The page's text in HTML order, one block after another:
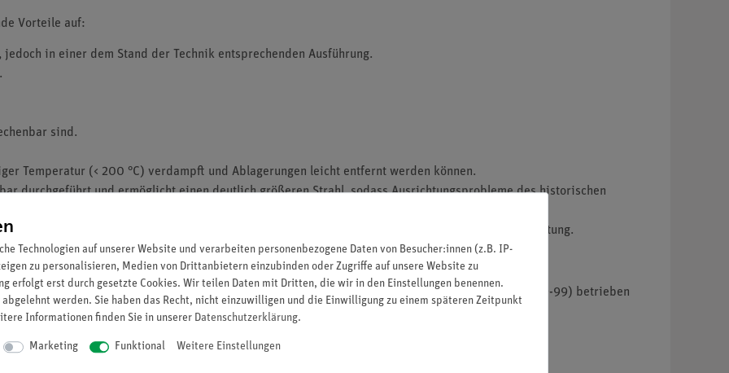
Vorteile auf:
in einer dem Stand der Technik entsprechenden Ausführung.
sind.
Temperatur (< 200 °C) verdampft und Ablagerungen leicht entfernt werden können.
durchgeführt und ermöglicht einen deutlich größeren Strahl, sodass Ausrichtungsprobleme des historischen
Schließen der Apparatur an mehreren Stellen zum Experimentieren, sowie zur Reinigung und Wartung.
(P2511101) verwendet und kann mit dem Hochvakuumpumpstand auf rollbarem Tisch (09059-99) betrieben
Geräte mit den technischen Daten:
Technologien auf unserer Website und verarbeiten personenbezogene Daten von Besucher:innen (z.B. IP-
zu personalisieren, Medien von Drittanbietern einzubinden oder Zugriffe auf unsere Website zu
erfolgt erst durch gesetzte Cookies. Wir teilen Daten mit Dritten, die wir in den Einstellungen benennen.
werden. Sie haben das Recht, nicht einzuwilligen und die Einwilligung zu einem späteren Zeitpunkt
Informationen finden Sie in unserer Daten­schutz­erklärung.
Marketing Funktional Weitere Einstellungen